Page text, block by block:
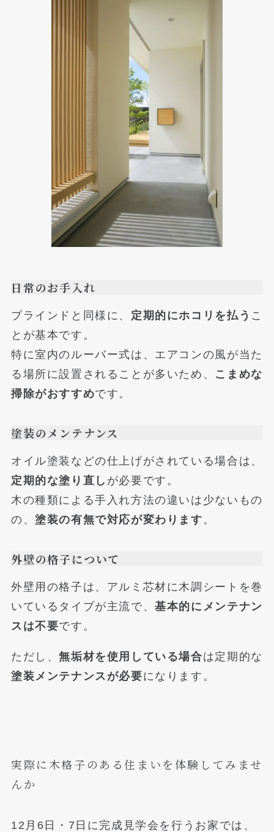
日常のお手入れ
ブラインドと同様に、 定期的にホコリを払う こ
とが基本です。
特に室内のルーバー式は、エアコンの風が当た
る場所に設置されることが多いため、 こまめな
掃除がおすすめです。
塗装のメンテナンス
オイル塗装などの仕上げがされている場合は、
定期的な塗り直し が必要です。
木の種類による手入れ方法の違いは少ないもの
の、塗装の有無で対応が変わります。
外壁の格子について
外壁用の格子は、アルミ芯材に木調シートを巻
いているタイプが主流で、基本的にメンテナン
スは不要です。
ただし、無垢材を使用している場合は定期的な
塗装メンテナンスが必要になります。
実際に木格子のある住まいを体験してみませ
んか
12月6日・7日に完成見学会を行うお家では、